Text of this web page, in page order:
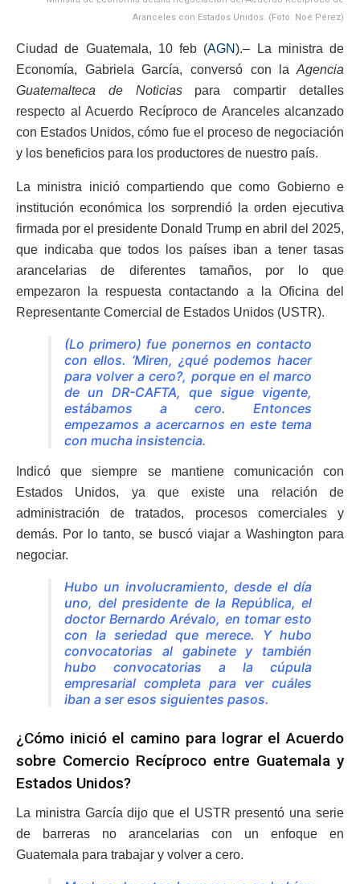
Aranceles con Estados Unidos. (Foto: Noé Pérez)
Ciudad de Guatemala, 10 feb (AGN).– La ministra de
Economía, Gabriela García, conversó con la Agencia
Guatemalteca de Noticiaspara compartir detalles
respecto al Acuerdo Recíproco de Aranceles alcanzado
con Estados Unidos, cómo fue el proceso de negociación
y los beneficios para los productores de nuestro país.
La ministra inició compartiendo que como Gobierno e
institución económica los sorprendió la orden ejecutiva
firmada por el presidente Donald Trump en abril del 2025,
que indicaba que todos los países iban a tener tasas
arancelarias de diferentes tamaños, por lo que
empezaron la respuesta contactando a la Oficina del
Representante Comercial de Estados Unidos (USTR).
(Lo primero) fue ponernos en contacto
con ellos. ‘Miren, ¿qué podemos hacer
para volver a cero?, porque en el marco
de un DR-CAFTA, que sigue vigente,
estábamos a cero. Entonces
empezamos a acercarnos en este tema
con mucha insistencia.
Indicó que siempre se mantiene comunicación con
Estados Unidos, ya que existe una relación de
administración de tratados, procesos comerciales y
demás. Por lo tanto, se buscó viajar a Washington para
negociar.
Hubo un involucramiento, desde el día
uno, del presidente de la República, el
doctor Bernardo Arévalo, en tomar esto
con la seriedad que merece. Y hubo
convocatorias al gabinete y también
hubo convocatorias a la cúpula
empresarial completa para ver cuáles
iban a ser esos siguientes pasos.
¿Cómo inició el camino para lograr el Acuerdo
sobre Comercio Recíproco entre Guatemala y
Estados Unidos?
La ministra García dijo que el USTR presentó una serie
de barreras no arancelarias con un enfoque en
Guatemala para trabajar y volver a cero.